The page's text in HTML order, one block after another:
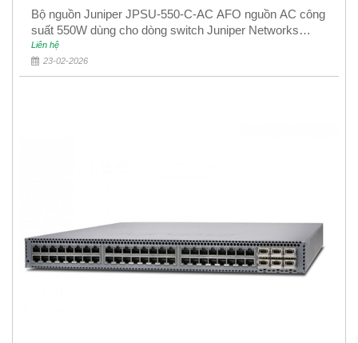
Bộ nguồn Juniper JPSU-550-C-AC AFO nguồn AC công
suất 550W dùng cho dòng switch Juniper Networks
EX4400
Liên hệ
23-02-2026